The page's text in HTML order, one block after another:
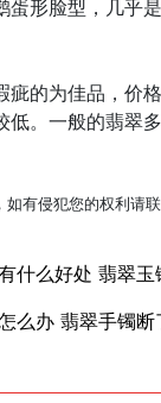
蛋形脸型，几乎
的为佳品，价格
低。一般的翡翠
有侵犯您的权利请联
什么好处 翡翠
么办 翡翠手镯断